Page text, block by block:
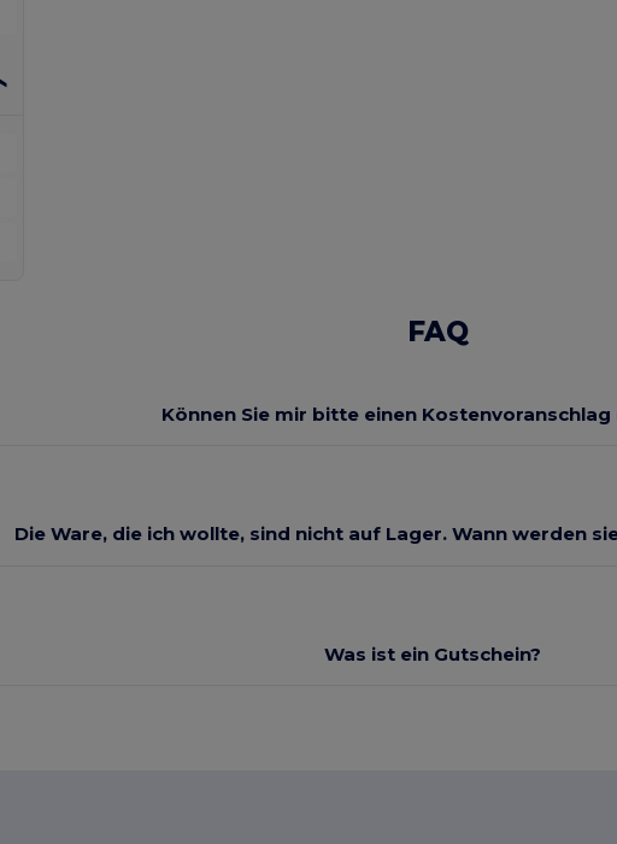
FAQ
Können Sie mir bitte einen Kostenvoranschlag
Die Ware, die ich wollte, sind nicht auf Lager. Wann werden
Was ist ein Gutschein?